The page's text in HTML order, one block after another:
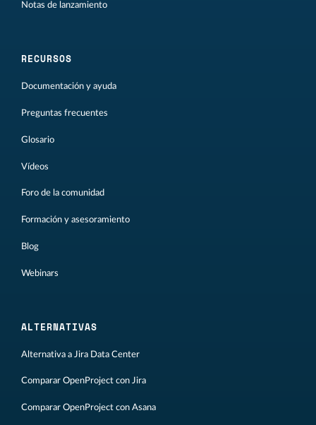
Notas de lanzamiento
RECURSOS
Documentación y ayuda
Preguntas frecuentes
Glosario
Vídeos
Foro de la comunidad
Formación y asesoramiento
Blog
Webinars
ALTERNATIVAS
Alternativa a Jira Data Center
Comparar OpenProject con Jira
Comparar OpenProject con Asana